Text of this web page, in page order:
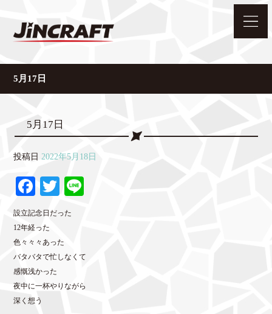
5月17日
5月17日
投稿日 2022年5月18日
Fa
ce
bo
ok
T
wi
r
設立記念日だった
12年経った
色々々々あった
バタバタで忙しなくて
感慨浅かった
夜中に一杯やりながら
深く想う